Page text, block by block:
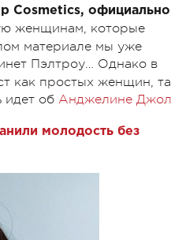
Cosmetics,
женщинам, которые
материале мы уже
Пэлтроу… Однако в
как простых женщин,
идет об Анджелине
молодость без